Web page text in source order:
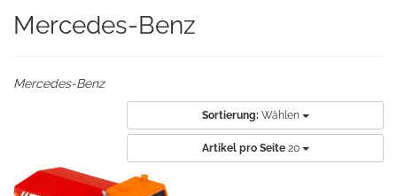
Mercedes-Benz
Mercedes-Benz
Sortierung: Wählen
Artikel pro Seite 20